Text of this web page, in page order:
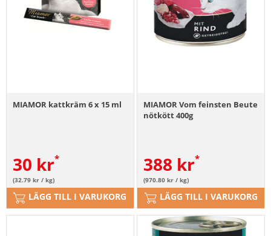
MIAMOR kattkräm 6 x 15 ml
30 kr
(32.79 kr / kg)
LÄGG TILL I VARUKORG
MIAMOR Vom feinsten Beute
nötkött 400g
388 kr
(970.80 kr / kg)
LÄGG TILL I VARUKORG